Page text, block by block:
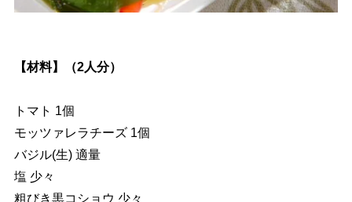
【材料】（2人分）
トマト 1個
モッツァレラチーズ 1個
バジル(生) 適量
塩 少々
粗びき黒コショウ 少々